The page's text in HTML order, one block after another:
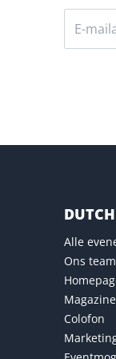
Alle
Ons team
Colofon